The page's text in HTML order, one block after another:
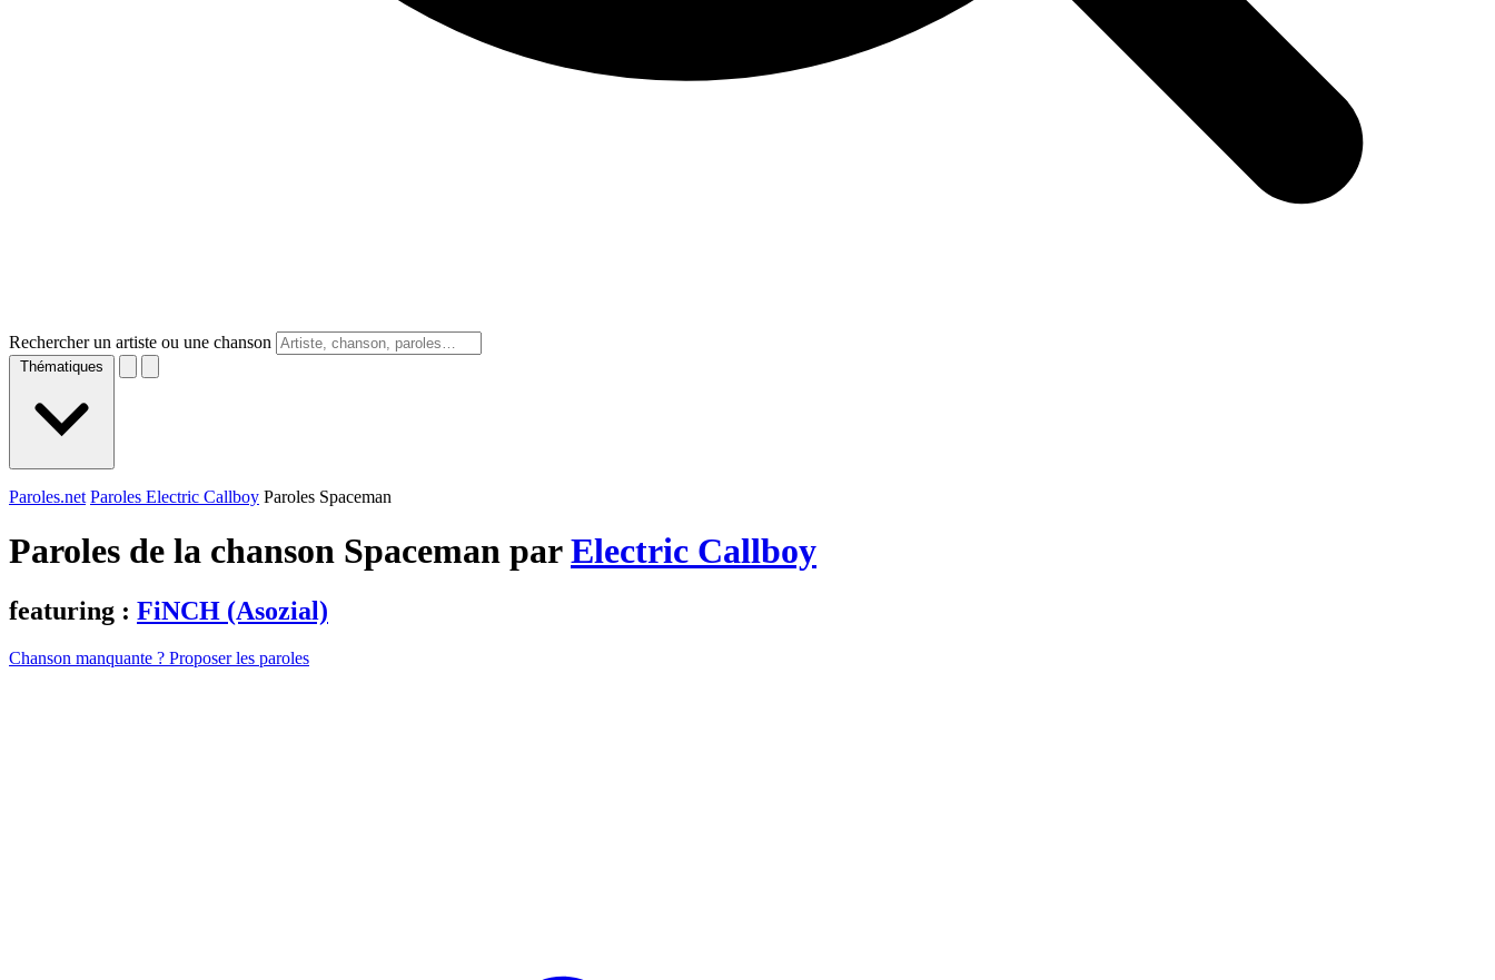
Rechercher un artiste ou une chanson
Thématiques
Paroles.net Paroles Electric Callboy Paroles Spaceman
Paroles de la chanson Spaceman parElectric Callboy
featuring : FiNCH (Asozial)
Chanson manquante ? Proposer les paroles